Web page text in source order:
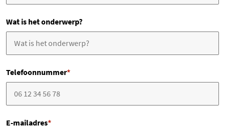
Wat is het onderwerp?
Telefoonnummer*
E-mailadres*